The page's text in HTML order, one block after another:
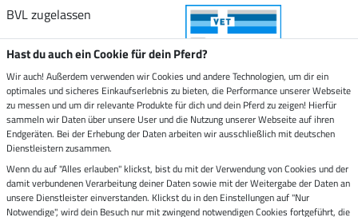
BVL zugelassen
Zustellung durch
Sicher bezahlen mit
Rechnung Vorkasse
Hast du auch ein Cookie für dein Pferd?
Wir auch! Außerdem verwenden wir Cookies und andere Technologien, um dir ein
optimales und sicheres Einkaufserlebnis zu bieten, die Performance unserer Webseite
zu messen und um dir relevante Produkte für dich und dein Pferd zu zeigen! Hierfür
sammeln wir Daten über unsere User und die Nutzung unserer Webseite auf ihren
Endgeräten. Bei der Erhebung der Daten arbeiten wir ausschließlich mit deutschen
Dienstleistern zusammen.
Wenn du auf "Alles erlauben" klickst, bist du mit der Verwendung von Cookies und der
damit verbundenen Verarbeitung deiner Daten sowie mit der Weitergabe der Daten an
unsere Dienstleister einverstanden. Klickst du in den Einstellungen auf "Nur
Notwendige", wird dein Besuch nur mit zwingend notwendigen Cookies fortgeführt, die